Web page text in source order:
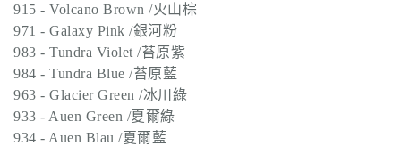
915 - Volcano Brown /火山棕
971 - Galaxy Pink /銀河粉
983 - Tundra Violet /苔原紫
984 - Tundra Blue /苔原藍
963 - Glacier Green /冰川綠
933 - Auen Green /夏爾綠
934 - Auen Blau /夏爾藍